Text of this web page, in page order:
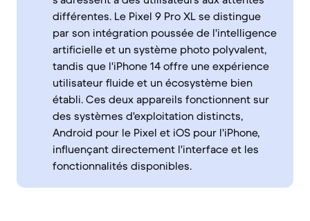
différentes. Le Pixel 9 Pro XL se distingue
par son intégration poussée de l'intelligence
artificielle et un système photo polyvalent,
tandis que l'iPhone 14 offre une expérience
utilisateur fluide et un écosystème bien
établi. Ces deux appareils fonctionnent sur
des systèmes d'exploitation distincts,
Android pour le Pixel et iOS pour l'iPhone,
influençant directement l'interface et les
fonctionnalités disponibles.